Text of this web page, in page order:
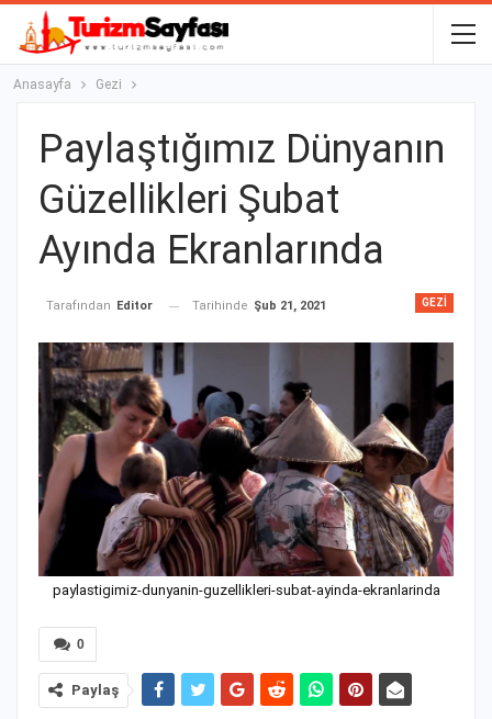
Anasayfa Gezi
Paylaştığımız Dünyanın
Güzellikleri Şubat
Ayında Ekranlarında
GEZI
Tarafından Editor Tarihinde Şub 21, 2021
paylastigimiz-dunyanin-guzellikleri-subat-ayinda-ekranlarinda
0
Paylaş